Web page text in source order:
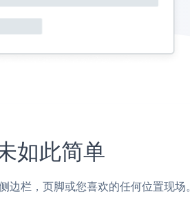
如此简单
栏，页脚或您喜欢的任何位置现场。